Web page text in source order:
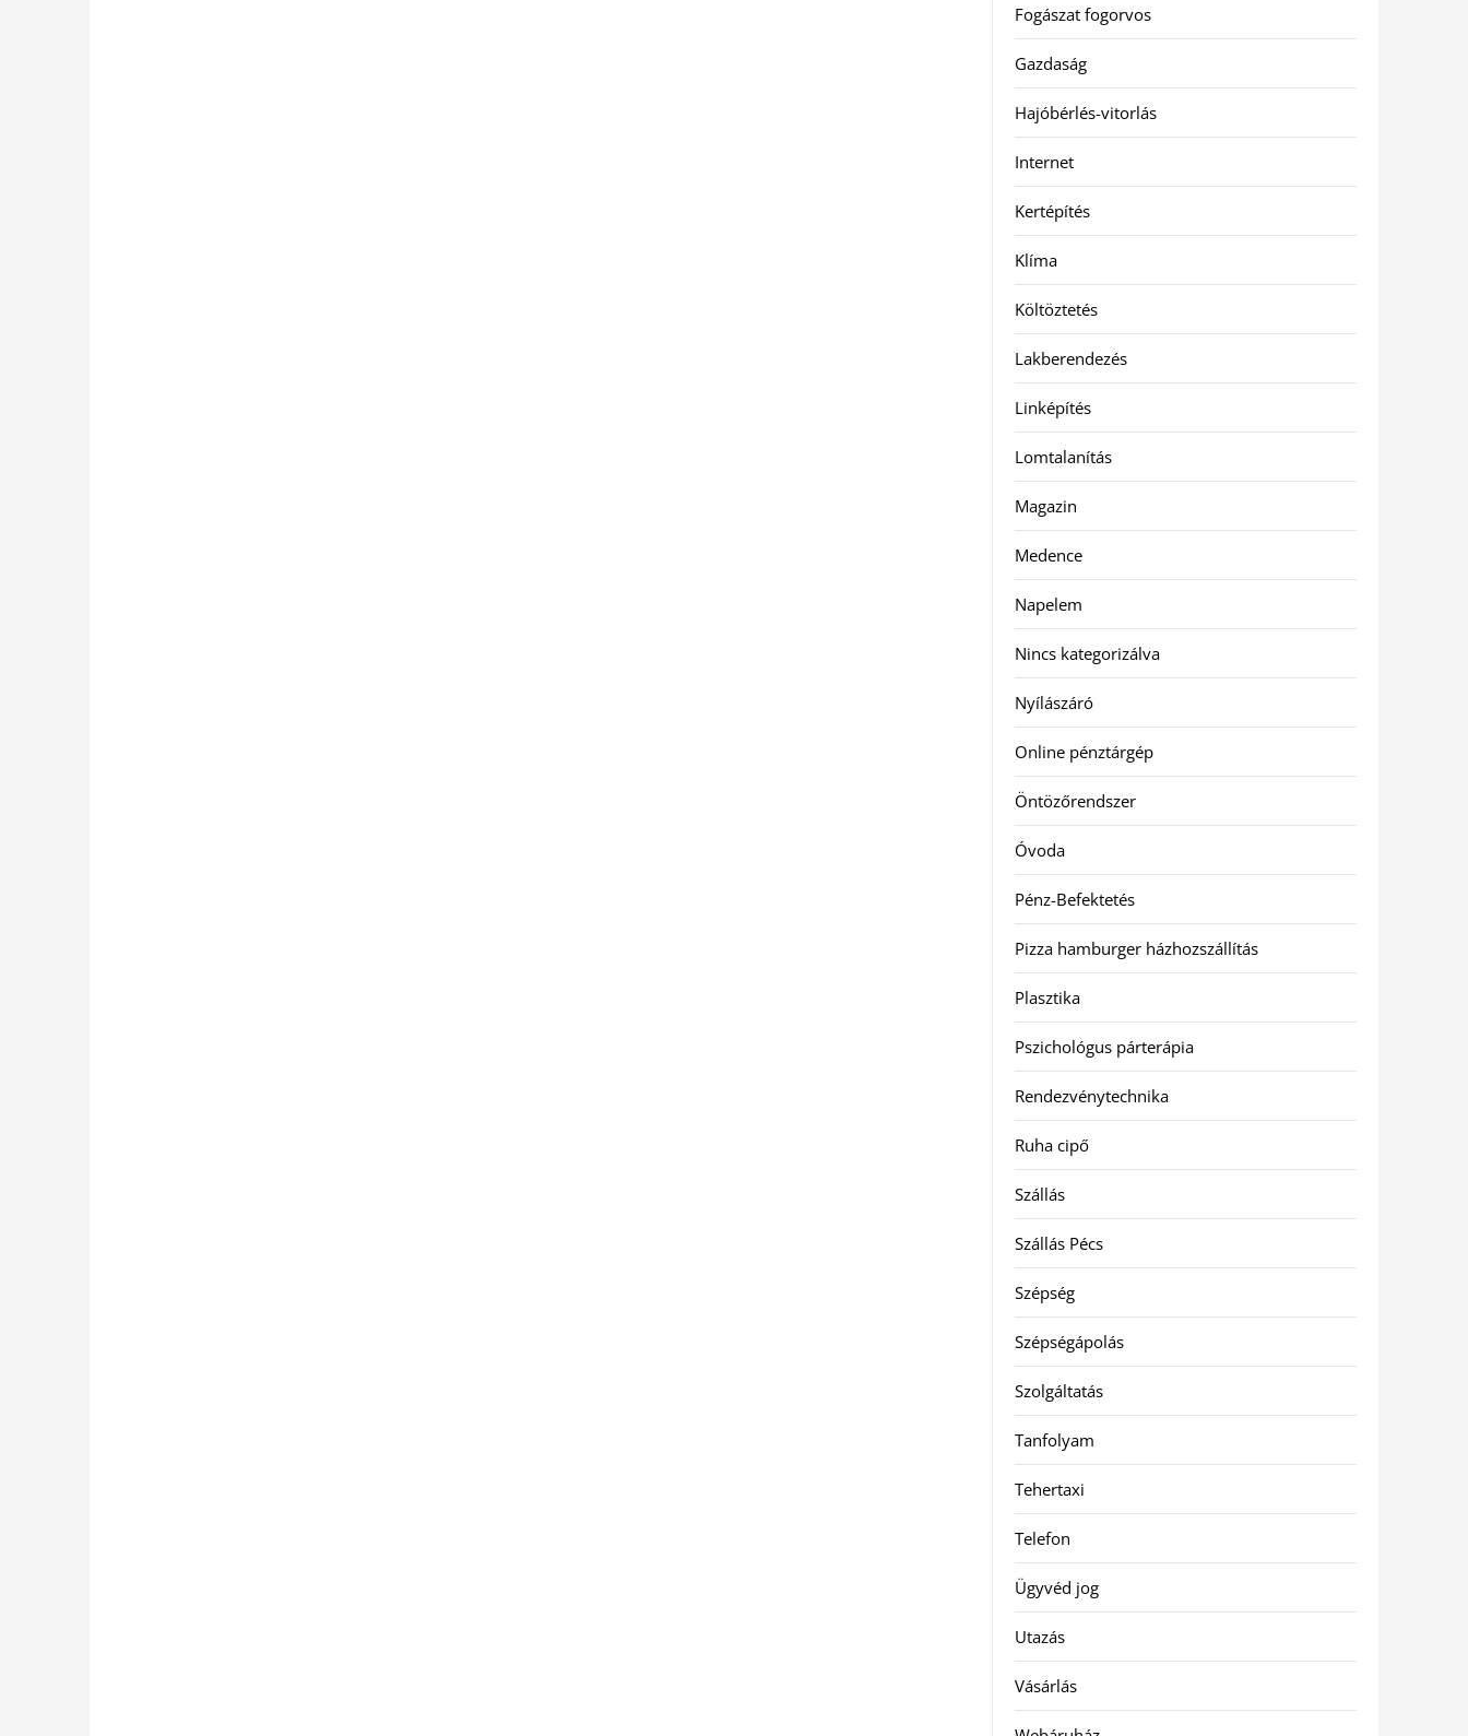
Fogászat fogorvos
Gazdaság
Hajóbérlés-vitorlás
Internet
Kertépítés
Klíma
Költöztetés
Lakberendezés
Linképítés
Lomtalanítás
Magazin
Medence
Napelem
Nincs kategorizálva
Nyílászáró
Online pénztárgép
Öntözőrendszer
Óvoda
Pénz-Befektetés
Pizza hamburger házhozszállítás
Plasztika
Pszichológus párterápia
Rendezvénytechnika
Ruha cipő
Szállás
Szállás Pécs
Szépség
Szépségápolás
Szolgáltatás
Tanfolyam
Tehertaxi
Telefon
Ügyvéd jog
Utazás
Vásárlás